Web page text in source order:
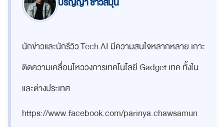
นักข่าวและนักรีวิว Tech AI มีความสนใจหลากหลาย เกาะ
ติดความเคลื่อนไหววงการเทคโนโลยี Gadget เทค ทั้งใน
และต่างประเทศ
https://www.facebook.com/parinya.chawsamun